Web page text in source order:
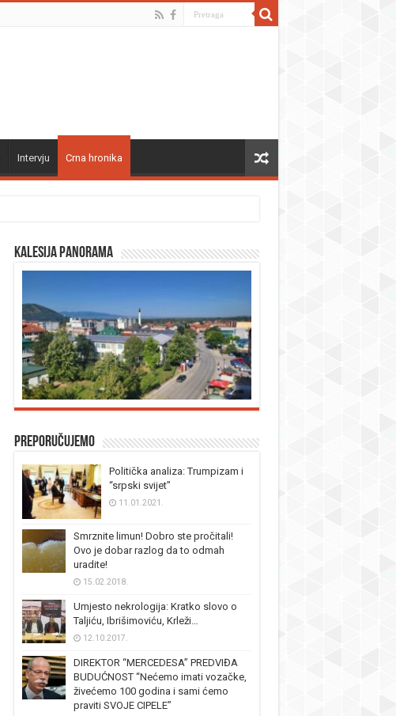
Intervju Crna hronika
Kalesija panorama
Preporučujemo
Politička analiza: Trumpizam i
“srpski svijet”
11.01.2021.
Smrznite limun! Dobro ste pročitali!
Ovo je dobar razlog da to odmah
uradite!
15.02.2018.
Umjesto nekrologija: Kratko slovo o
Taljiću, Ibrišimoviću, Krleži…
12.10.2017.
DIREKTOR “MERCEDESA” PREDVIĐA
BUDUĆNOST “Nećemo imati vozačke,
živećemo 100 godina i sami ćemo
praviti SVOJE CIPELE”